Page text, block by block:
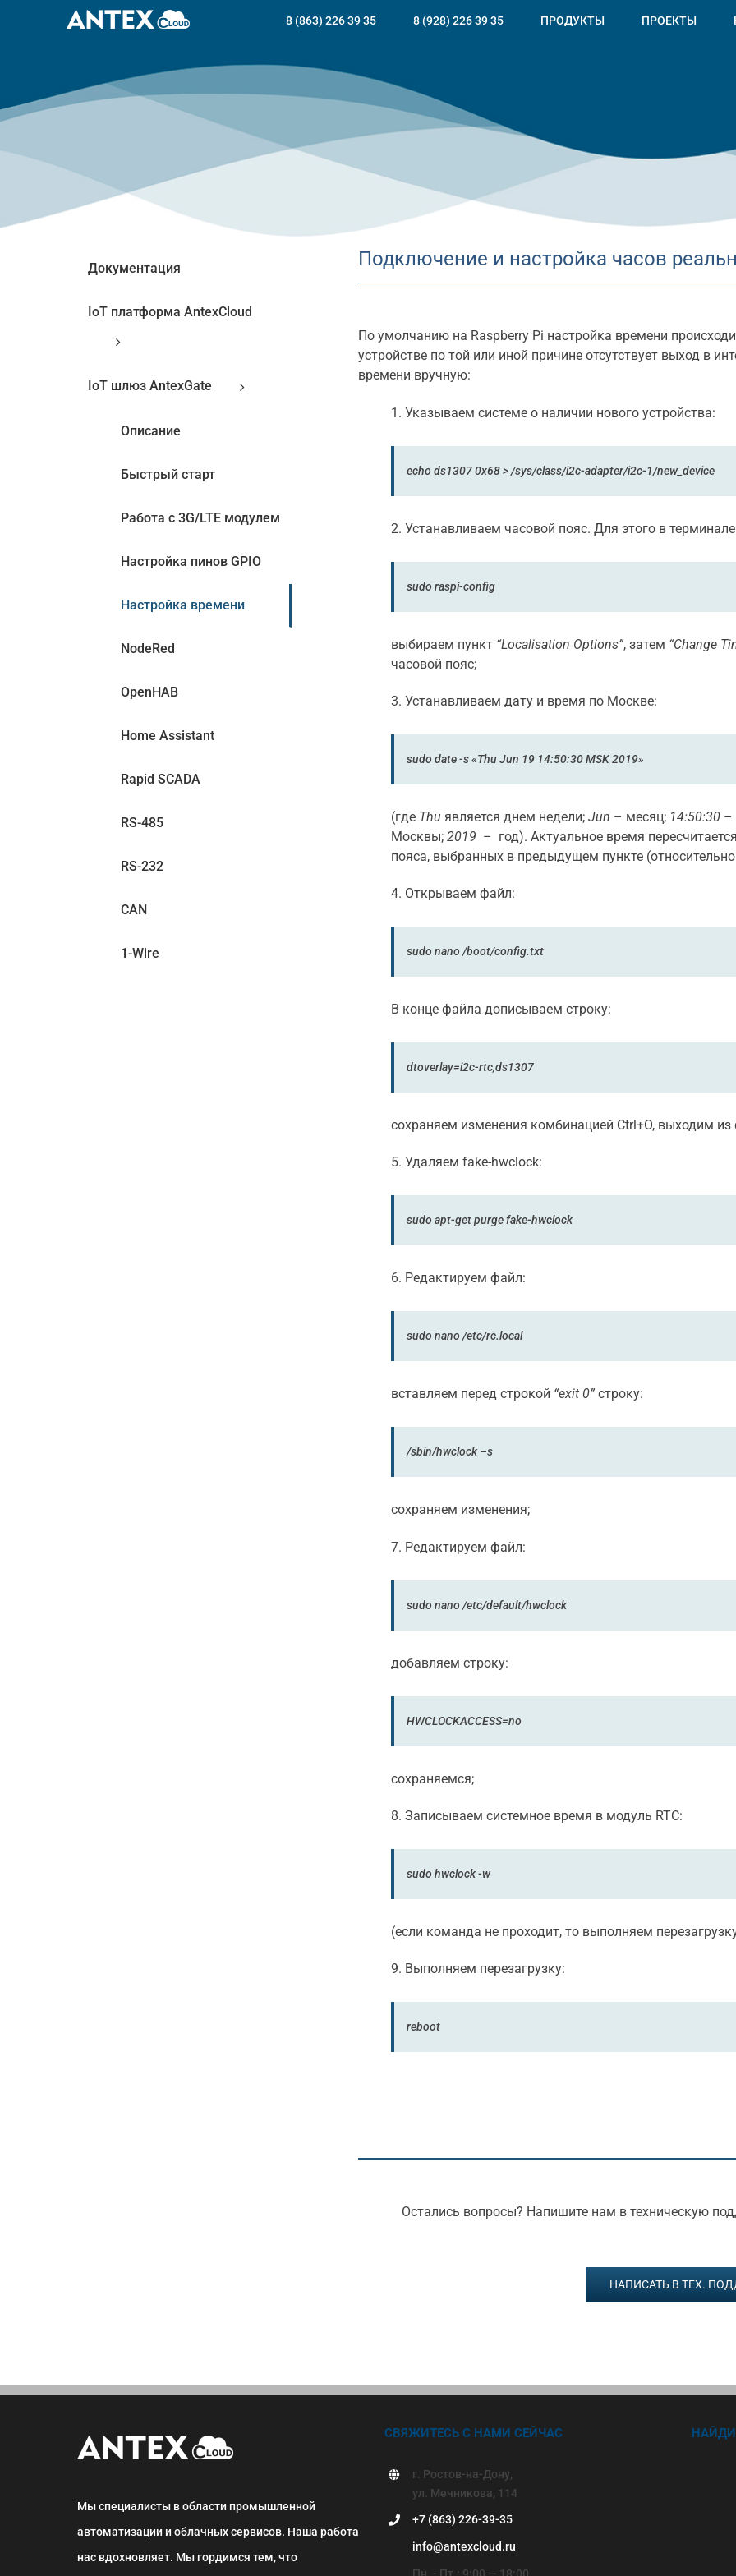
8 (863) 226 39 35 8 (928) 226 39 35 ПРОДУКТЫ ПРОЕКТЫ
Подключение и настройка часов
По умолчанию на Raspberry Pi настройка времени
устройстве по той или иной причине отсутствует выход в
времени вручную:
1. Указываем системе о наличии нового устройства:
echo ds1307 0x68 > /sys/class/i2c-adapter/i2c-1/new_device
2. Устанавливаем часовой пояс. Для этого в
sudo raspi-config
выбираем пункт “Localisation Options”, затем “Change
часовой пояс;
3. Устанавливаем дату и время по Москве:
sudo date -s «Thu Jun 19 14:50:30 MSK 2019»
(где Thu является днем недели;Jun – месяц; 14:50:30 –
Москвы;2019 – год). Актуальное время
пояса, выбранных в предыдущем пункте
4. Открываем файл:
sudo nano /boot/config.txt
В конце файла дописываем строку:
dtoverlay=i2c-rtc,ds1307
сохраняем изменения комбинацией Ctrl+O, выходим из
5. Удаляем fake-hwclock:
sudo apt-get purge fake-hwclock
6. Редактируем файл:
sudo nano /etc/rc.local
вставляем перед строкой “exit 0” строку:
/sbin/hwclock –s
сохраняем изменения;
7. Редактируем файл:
sudo nano /etc/default/hwclock
добавляем строку:
HWCLOCKACCESS=no
сохраняемся;
8. Записываем системное время в модуль RTC:
sudo hwclock -w
(если команда не проходит, то выполняем
9. Выполняем перезагрузку:
reboot
Остались вопросы? Напишите нам в техническую
НАПИСАТЬ В ТЕХ.
Документация
IoT платформа AntexCloud
IoT шлюз AntexGate
Описание
Быстрый старт
Работа с 3G/LTE модулем
Настройка пинов GPIO
Настройка времени
NodeRed
OpenHAB
Home Assistant
Rapid SCADA
RS-485
RS-232
CAN
1-Wire
Мы специалисты в области промышленной
автоматизации и облачных сервисов. Наша работа
нас вдохновляет. Мы гордимся тем, что
СВЯЖИТЕСЬ С НАМИ СЕЙЧАС
г. Ростов-на-Дону,
ул. Мечникова, 114
+7 (863) 226-39-35
info@antexcloud.ru